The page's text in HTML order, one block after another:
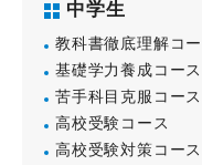
中学生
教科書徹底理解コー
基礎学力養成コース
苦手科目克服コース
高校受験コース
高校受験対策コース